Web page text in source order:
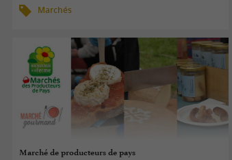
Marchés
Marché de producteurs de pays